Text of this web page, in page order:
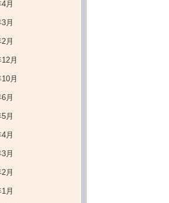
月
月
月
月
月
月
月
月
月
月
月